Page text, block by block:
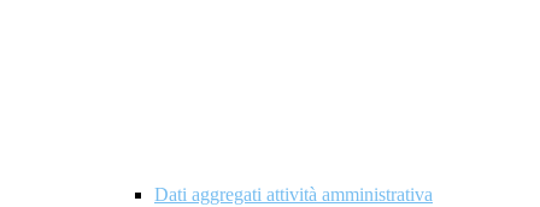
Dati aggregati attività amministrativa